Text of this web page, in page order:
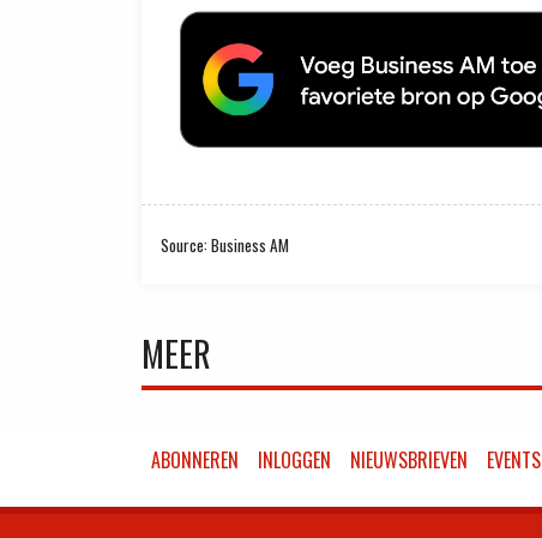
Source: Business AM
MEER
ABONNEREN INLOGGEN NIEUWSBRIEVEN EVENTS